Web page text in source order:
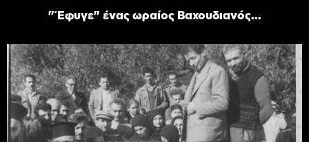
"Έφυγε" ένας ωραίος Βαχουδιανός...